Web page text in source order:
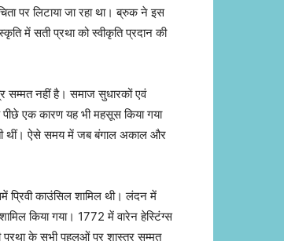
पर लिटाया जा रहा था। ब्रुक ने इस
में सती प्रथा को स्वीकृति प्रदान की
सम्मत नहीं है। समाज सुधारकों एवं
एक कारण यह भी महसूस किया गया
थीं। ऐसे समय में जब बंगाल अकाल और
प्रिवी काउंसिल शामिल थी। लंदन में
किया गया। 1772 में वारेन हेस्टिंग्स
प्रथा के सभी पहलुओं पर शास्त्र सम्मत